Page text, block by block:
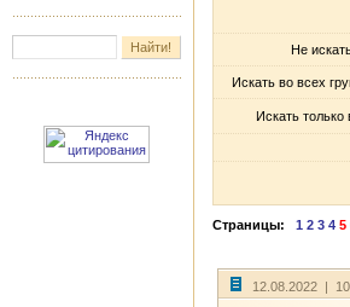
Не
Искать во всех
Искать только
Страницы: 1 2 3 4 5
12.08.2022 |